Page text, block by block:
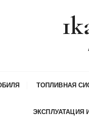
ТОПЛИВНАЯ
ЭКСПЛУАТАЦИЯ